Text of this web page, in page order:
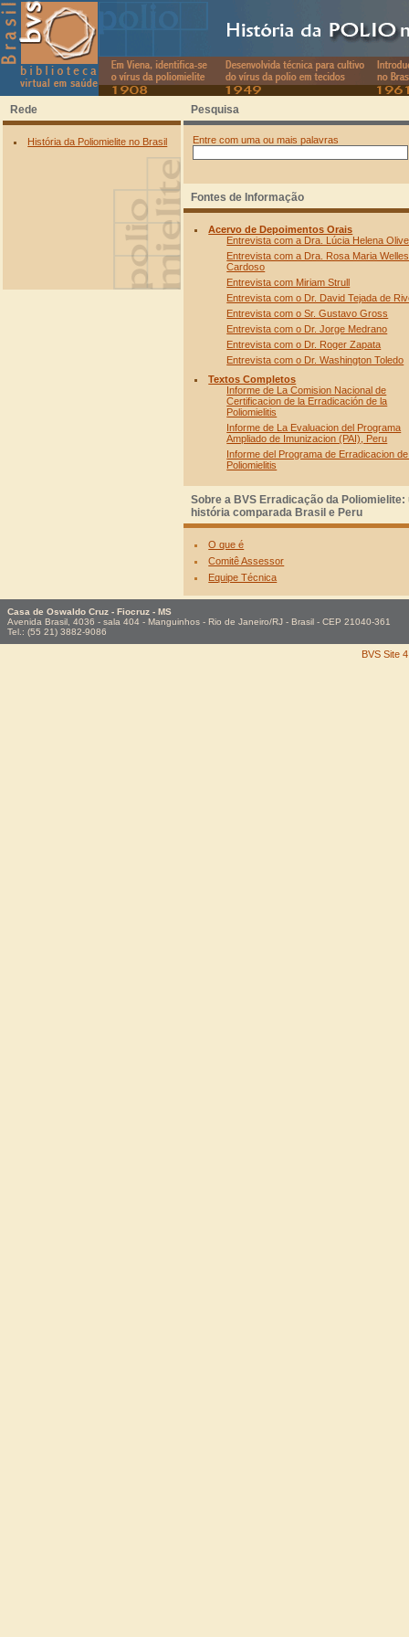
Rede
História da Poliomielite no Brasil
Pesquisa
Entre com uma ou mais palavras
Fontes de Informação
Acervo de Depoimentos Orais
Textos Completos
Sobre a BVS Erradicação da Poliomielite:
história comparada Brasil e Peru
O que é
Comitê Assessor
Equipe Técnica
Casa de Oswaldo Cruz - Fiocruz - MS
Avenida Brasil, 4036 - sala 404 - Manguinhos - Rio de Janeiro/RJ - Brasil - CEP 21040-361
Tel.: (55 21) 3882-9086
BVS Site